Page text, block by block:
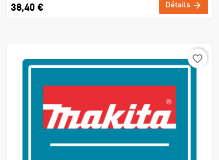
38,40 € Détails
favorite_border